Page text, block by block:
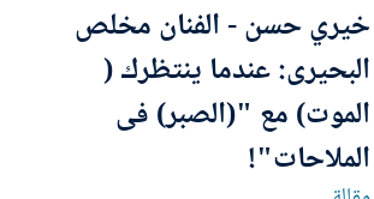
ورحلت 2020) تودع الأديب الشاب - حينذاك
- «يحيى الطاهر عبدالله». الآن الأسانسير
وصل..وضعت يدها على بابه حتى...
خيري حسن - الفنان مخلص
البحيرى: عندما ينتظرك (
الموت) مع "(الصبر) فى
الملاحات"!